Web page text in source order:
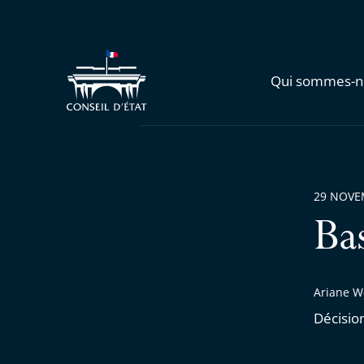
Qui sommes-
Ariane
29